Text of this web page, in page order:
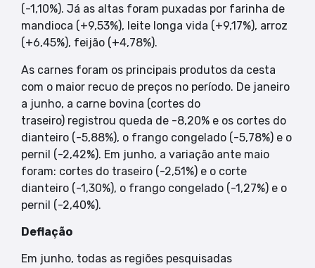
(-1,10%). Já as altas foram puxadas por farinha de
mandioca (+9,53%), leite longa vida (+9,17%), arroz
(+6,45%), feijão (+4,78%).
As carnes foram os principais produtos da cesta
com o maior recuo de preços no período. De janeiro
a junho, a carne bovina (cortes do
traseiro) registrou queda de -8,20% e os cortes do
dianteiro (-5,88%), o frango congelado (-5,78%) e o
pernil (-2,42%). Em junho, a variação ante maio
foram: cortes do traseiro (-2,51%) e o corte
dianteiro (-1,30%), o frango congelado (-1,27%) e o
pernil (-2,40%).
Deflação
Em junho, todas as regiões pesquisadas